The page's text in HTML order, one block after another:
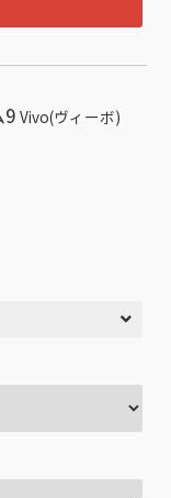
9Vivo(ヴィーボ)